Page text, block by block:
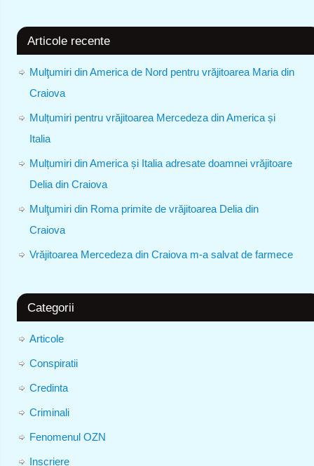
Articole recente
Mulţumiri din America de Nord pentru vrăjitoarea Maria din
Craiova
Mulțumiri pentru vrăjitoarea Mercedeza din America și
Italia
Mulțumiri din America și Italia adresate doamnei vrăjitoare
Delia din Craiova
Mulţumiri din Roma primite de vrăjitoarea Delia din
Craiova
Vrăjitoarea Mercedeza din Craiova m-a salvat de farmece
Categorii
Articole
Conspiratii
Credinta
Criminali
Fenomenul OZN
Inscriere